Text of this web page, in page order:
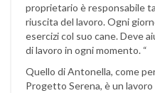
proprietario è responsabile
riuscita del lavoro. Ogni
esercizi col suo cane. Deve
di lavoro in ogni momento. “
Quello di Antonella, come
Progetto Serena, è un